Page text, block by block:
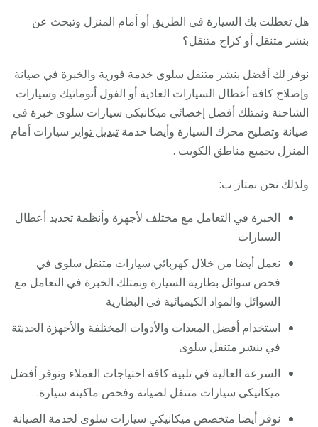
هل تعطلت بك السيارة في الطريق أو أمام المنزل وتبحث عن
بنشر متنقل أو كراج متنقل؟
نوفر لك أفضل بنشر متنقل سلوى خدمة فورية والخبرة في صيانة
وإصلاح كافة أعطال السيارات العادية أو الفول أتوماتيك وسيارات
الشاحنة ونمتلك أفضل إخصائي ميكانيكي سيارات سلوى خبرة في
صيانة وتصليح محرك السيارة وأيضا خدمةتبديل تواير سيارات أمام
المنزل بجميع مناطق الكويت .
ولذلك نحن نمتاز ب:
الخبرة في التعامل مع مختلف لأجهزة وأنظمة تحديد أعطال
السيارات
نعمل أيضا من خلال كهربائي سيارات متنقل سلوى في
فحص سوائل بطارية السيارة ونمتلك الخبرة في التعامل مع
السوائل والمواد الكيميائية في البطارية
استخدام أفضل المعدات والأدوات المختلفة والأجهزة الحديثة
في بنشر متنقل سلوى
السرعة العالية في تلبية كافة احتياجات العملاء ونوفر أفضل
ميكانيكي سيارات متنقل لصيانة وفحص ماكينة سيارة.
نوفر أيضا متخصص ميكانيكي سيارات سلوى لخدمة الصيانة